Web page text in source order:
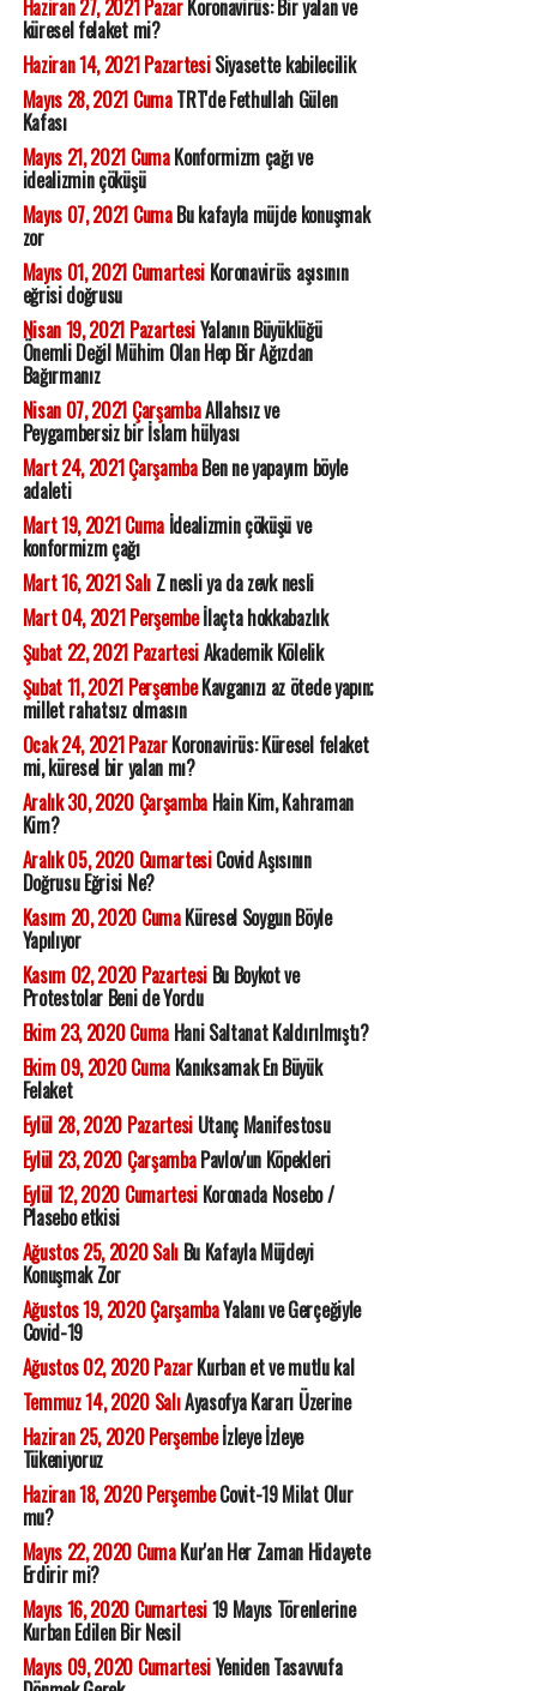
Haziran 27, 2021 PazarKoronavirüs: Bir yalan ve
küresel felaket mi?
Haziran 14, 2021 PazartesiSiyasette kabilecilik
Mayıs 28, 2021 CumaTRT'de Fethullah Gülen
Kafası
Mayıs 21, 2021 CumaKonformizm çağı ve
idealizmin çöküşü
Mayıs 07, 2021 CumaBu kafayla müjde konuşmak
zor
Mayıs 01, 2021 CumartesiKoronavirüs aşısının
eğrisi doğrusu
Nisan 19, 2021 PazartesiYalanın Büyüklüğü
Önemli Değil Mühim Olan Hep Bir Ağızdan
Bağırmanız
Nisan 07, 2021 ÇarşambaAllahsız ve
Peygambersiz bir İslam hülyası
Mart 24, 2021 ÇarşambaBen ne yapayım böyle
adaleti
Mart 19, 2021 Cumaİdealizmin çöküşü ve
konformizm çağı
Mart 16, 2021 SalıZ nesli ya da zevk nesli
Mart 04, 2021 Perşembeİlaçta hokkabazlık
Şubat 22, 2021 PazartesiAkademik Kölelik
Şubat 11, 2021 PerşembeKavganızı az ötede yapın;
millet rahatsız olmasın
Ocak 24, 2021 PazarKoronavirüs: Küresel felaket
mi, küresel bir yalan mı?
Aralık 30, 2020 ÇarşambaHain Kim, Kahraman
Kim?
Aralık 05, 2020 CumartesiCovid Aşısının
Doğrusu Eğrisi Ne?
Kasım 20, 2020 CumaKüresel Soygun Böyle
Yapılıyor
Kasım 02, 2020 PazartesiBu Boykot ve
Protestolar Beni de Yordu
Ekim 23, 2020 CumaHani Saltanat Kaldırılmıştı?
Ekim 09, 2020 CumaKanıksamak En Büyük
Felaket
Eylül 28, 2020 PazartesiUtanç Manifestosu
Eylül 23, 2020 ÇarşambaPavlov'un Köpekleri
Eylül 12, 2020 CumartesiKoronada Nosebo /
Plasebo etkisi
Ağustos 25, 2020 SalıBu Kafayla Müjdeyi
Konuşmak Zor
Ağustos 19, 2020 ÇarşambaYalanı ve Gerçeğiyle
Covid-19
Ağustos 02, 2020 PazarKurban et ve mutlu kal
Temmuz 14, 2020 SalıAyasofya Kararı Üzerine
Haziran 25, 2020 Perşembeİzleye İzleye
Tükeniyoruz
Haziran 18, 2020 PerşembeCovit-19 Milat Olur
mu?
Mayıs 22, 2020 CumaKur'an Her Zaman Hidayete
Erdirir mi?
Mayıs 16, 2020 Cumartesi19 Mayıs Törenlerine
Kurban Edilen Bir Nesil
Mayıs 09, 2020 CumartesiYeniden Tasavvufa